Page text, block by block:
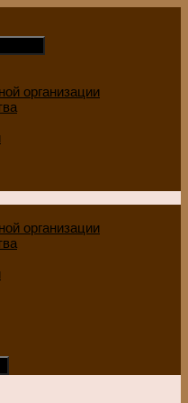
организации
организации